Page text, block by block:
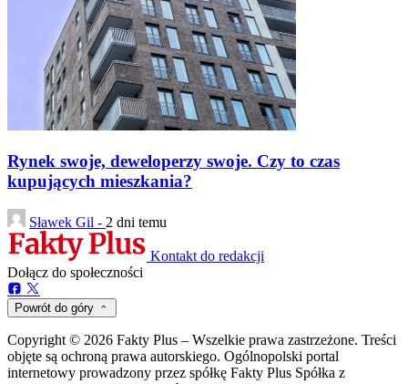
Rynek swoje, deweloperzy swoje. Czy to czas
kupujących mieszkania?
Sławek Gil - 2 dni temu
Kontakt do redakcji
Dołącz do społeczności
Powrót do góry
Copyright © 2026 Fakty Plus – Wszelkie prawa zastrzeżone. Treści
objęte są ochroną prawa autorskiego. Ogólnopolski portal
internetowy prowadzony przez spółkę Fakty Plus Spółka z